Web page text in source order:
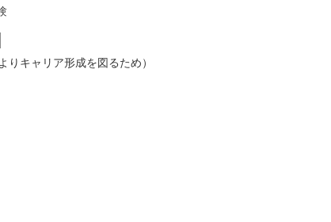
りキャリア形成を図るため）